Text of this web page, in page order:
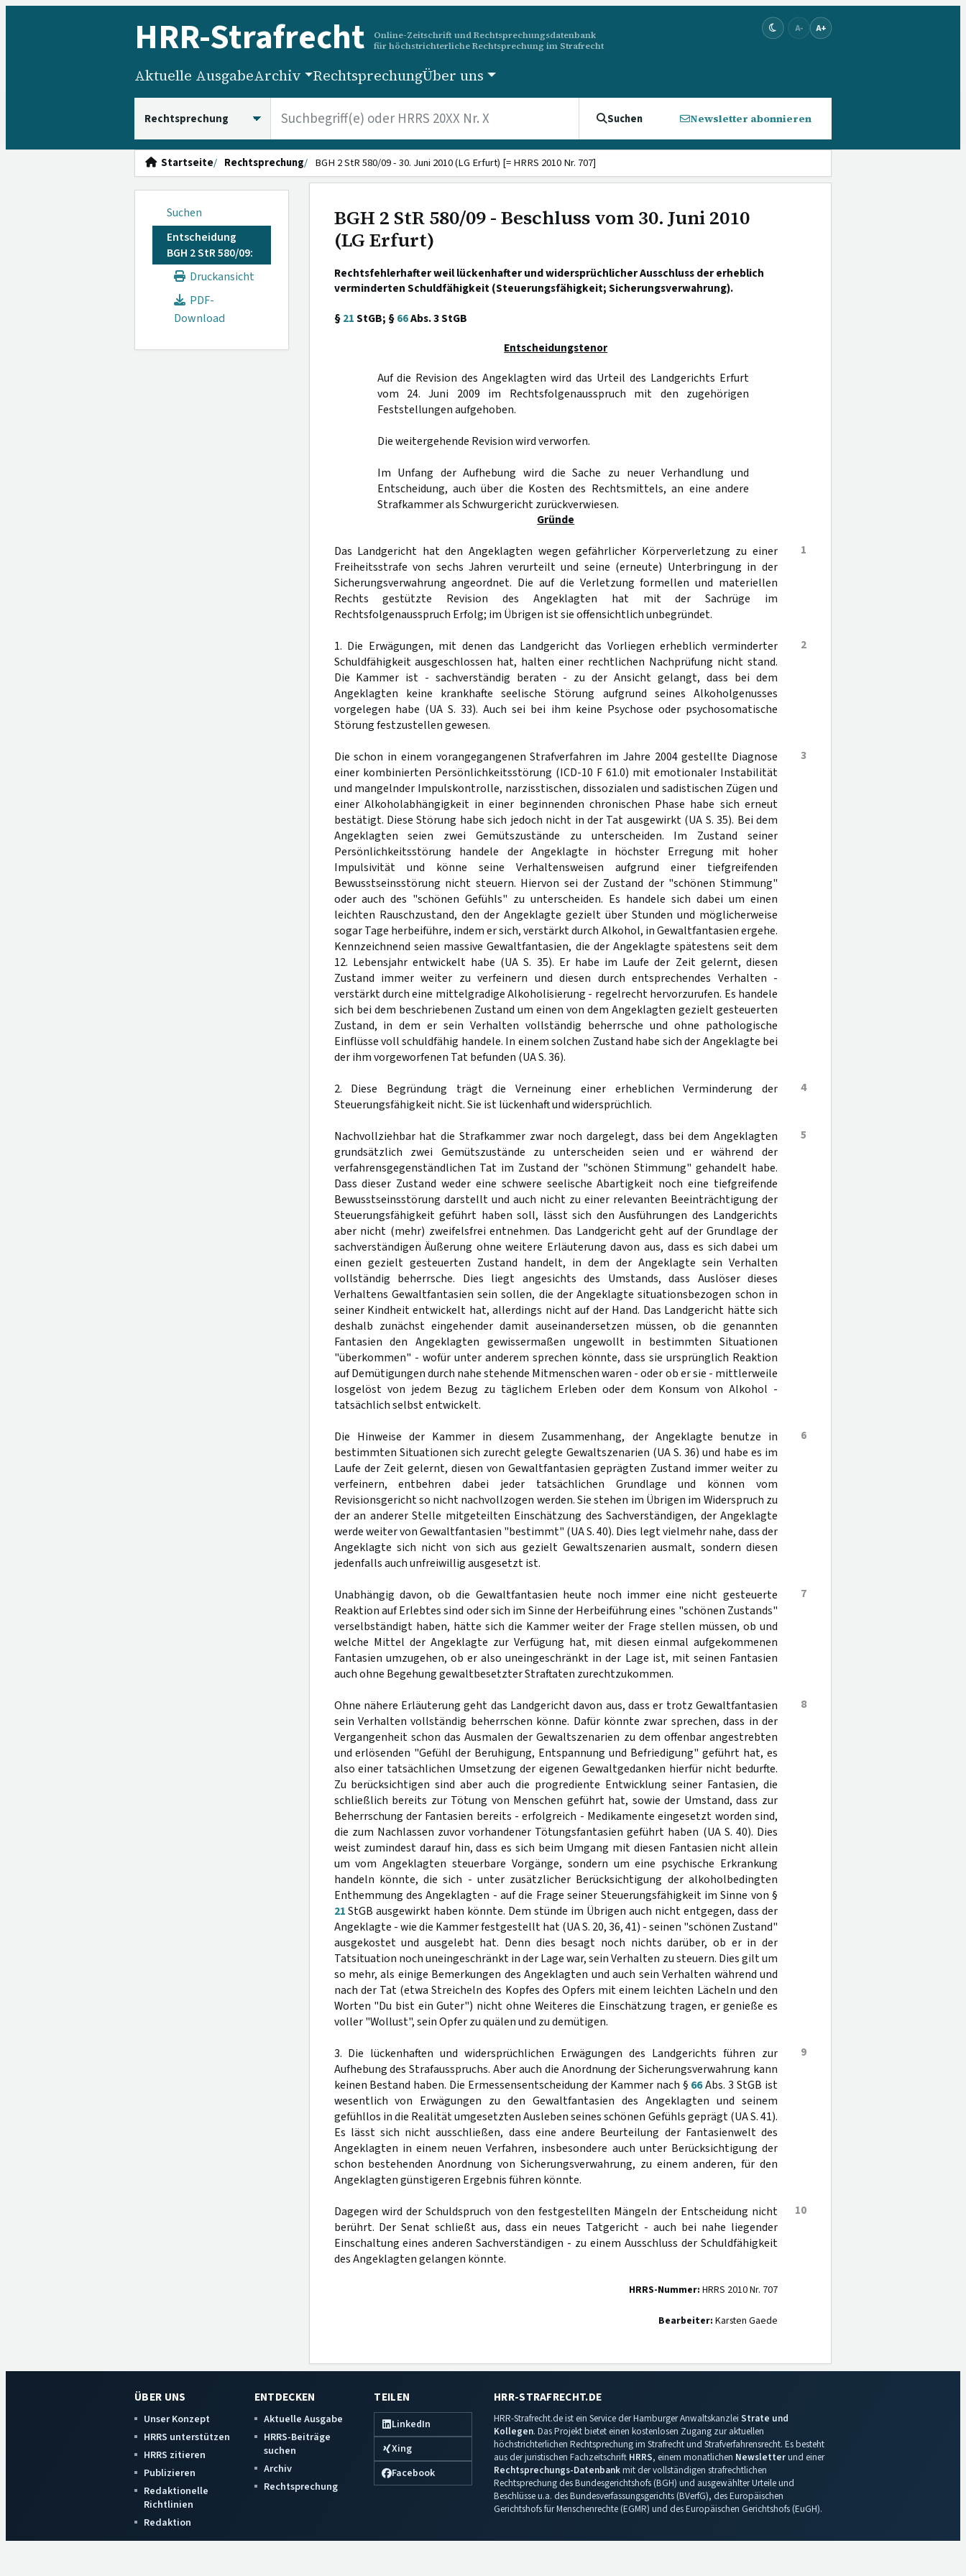
HRR-Strafrecht
Online-Zeitschrift und Rechtsprechungsdatenbank
für höchstrichterliche Rechtsprechung im Strafrecht
A- A+
Aktuelle AusgabeArchiv RechtsprechungÜber uns
Suchen Newsletter abonnieren
Startseite Rechtsprechung BGH 2 StR 580/09 - 30. Juni 2010 (LG Erfurt) [= HRRS 2010 Nr. 707]
Suchen
Entscheidung
BGH 2 StR 580/09:
Druckansicht
PDF-
Download
BGH 2 StR 580/09 - Beschluss vom 30. Juni 2010
(LG Erfurt)
Rechtsfehlerhafter weil lückenhafter und widersprüchlicher Ausschluss der erheblich
verminderten Schuldfähigkeit (Steuerungsfähigkeit; Sicherungsverwahrung).
§21StGB; §66Abs. 3 StGB
Entscheidungstenor
Auf die Revision des Angeklagten wird das Urteil des Landgerichts Erfurt
vom 24. Juni 2009 im Rechtsfolgenausspruch mit den zugehörigen
Feststellungen aufgehoben.
Die weitergehende Revision wird verworfen.
Im Unfang der Aufhebung wird die Sache zu neuer Verhandlung und
Entscheidung, auch über die Kosten des Rechtsmittels, an eine andere
Strafkammer als Schwurgericht zurückverwiesen.
Gründe
1
Das Landgericht hat den Angeklagten wegen gefährlicher Körperverletzung zu einer
Freiheitsstrafe von sechs Jahren verurteilt und seine (erneute) Unterbringung in der
Sicherungsverwahrung angeordnet. Die auf die Verletzung formellen und materiellen
Rechts gestützte Revision des Angeklagten hat mit der Sachrüge im
Rechtsfolgenausspruch Erfolg; im Übrigen ist sie offensichtlich unbegründet.
2
1. Die Erwägungen, mit denen das Landgericht das Vorliegen erheblich verminderter
Schuldfähigkeit ausgeschlossen hat, halten einer rechtlichen Nachprüfung nicht stand.
Die Kammer ist - sachverständig beraten - zu der Ansicht gelangt, dass bei dem
Angeklagten keine krankhafte seelische Störung aufgrund seines Alkoholgenusses
vorgelegen habe (UA S. 33). Auch sei bei ihm keine Psychose oder psychosomatische
Störung festzustellen gewesen.
3
Die schon in einem vorangegangenen Strafverfahren im Jahre 2004 gestellte Diagnose
einer kombinierten Persönlichkeitsstörung (ICD-10 F 61.0) mit emotionaler Instabilität
und mangelnder Impulskontrolle, narzisstischen, dissozialen und sadistischen Zügen und
einer Alkoholabhängigkeit in einer beginnenden chronischen Phase habe sich erneut
bestätigt. Diese Störung habe sich jedoch nicht in der Tat ausgewirkt (UA S. 35). Bei dem
Angeklagten seien zwei Gemütszustände zu unterscheiden. Im Zustand seiner
Persönlichkeitsstörung handele der Angeklagte in höchster Erregung mit hoher
Impulsivität und könne seine Verhaltensweisen aufgrund einer tiefgreifenden
Bewusstseinsstörung nicht steuern. Hiervon sei der Zustand der "schönen Stimmung"
oder auch des "schönen Gefühls" zu unterscheiden. Es handele sich dabei um einen
leichten Rauschzustand, den der Angeklagte gezielt über Stunden und möglicherweise
sogar Tage herbeiführe, indem er sich, verstärkt durch Alkohol, in Gewaltfantasien ergehe.
Kennzeichnend seien massive Gewaltfantasien, die der Angeklagte spätestens seit dem
12. Lebensjahr entwickelt habe (UA S. 35). Er habe im Laufe der Zeit gelernt, diesen
Zustand immer weiter zu verfeinern und diesen durch entsprechendes Verhalten -
verstärkt durch eine mittelgradige Alkoholisierung - regelrecht hervorzurufen. Es handele
sich bei dem beschriebenen Zustand um einen von dem Angeklagten gezielt gesteuerten
Zustand, in dem er sein Verhalten vollständig beherrsche und ohne pathologische
Einflüsse voll schuldfähig handele. In einem solchen Zustand habe sich der Angeklagte bei
der ihm vorgeworfenen Tat befunden (UA S. 36).
4
2. Diese Begründung trägt die Verneinung einer erheblichen Verminderung der
Steuerungsfähigkeit nicht. Sie ist lückenhaft und widersprüchlich.
5
Nachvollziehbar hat die Strafkammer zwar noch dargelegt, dass bei dem Angeklagten
grundsätzlich zwei Gemütszustände zu unterscheiden seien und er während der
verfahrensgegenständlichen Tat im Zustand der "schönen Stimmung" gehandelt habe.
Dass dieser Zustand weder eine schwere seelische Abartigkeit noch eine tiefgreifende
Bewusstseinsstörung darstellt und auch nicht zu einer relevanten Beeinträchtigung der
Steuerungsfähigkeit geführt haben soll, lässt sich den Ausführungen des Landgerichts
aber nicht (mehr) zweifelsfrei entnehmen. Das Landgericht geht auf der Grundlage der
sachverständigen Äußerung ohne weitere Erläuterung davon aus, dass es sich dabei um
einen gezielt gesteuerten Zustand handelt, in dem der Angeklagte sein Verhalten
vollständig beherrsche. Dies liegt angesichts des Umstands, dass Auslöser dieses
Verhaltens Gewaltfantasien sein sollen, die der Angeklagte situationsbezogen schon in
seiner Kindheit entwickelt hat, allerdings nicht auf der Hand. Das Landgericht hätte sich
deshalb zunächst eingehender damit auseinandersetzen müssen, ob die genannten
Fantasien den Angeklagten gewissermaßen ungewollt in bestimmten Situationen
"überkommen" - wofür unter anderem sprechen könnte, dass sie ursprünglich Reaktion
auf Demütigungen durch nahe stehende Mitmenschen waren - oder ob er sie - mittlerweile
losgelöst von jedem Bezug zu täglichem Erleben oder dem Konsum von Alkohol -
tatsächlich selbst entwickelt.
6
Die Hinweise der Kammer in diesem Zusammenhang, der Angeklagte benutze in
bestimmten Situationen sich zurecht gelegte Gewaltszenarien (UA S. 36) und habe es im
Laufe der Zeit gelernt, diesen von Gewaltfantasien geprägten Zustand immer weiter zu
verfeinern, entbehren dabei jeder tatsächlichen Grundlage und können vom
Revisionsgericht so nicht nachvollzogen werden. Sie stehen im Übrigen im Widerspruch zu
der an anderer Stelle mitgeteilten Einschätzung des Sachverständigen, der Angeklagte
werde weiter von Gewaltfantasien "bestimmt" (UA S. 40). Dies legt vielmehr nahe, dass der
Angeklagte sich nicht von sich aus gezielt Gewaltszenarien ausmalt, sondern diesen
jedenfalls auch unfreiwillig ausgesetzt ist.
7
Unabhängig davon, ob die Gewaltfantasien heute noch immer eine nicht gesteuerte
Reaktion auf Erlebtes sind oder sich im Sinne der Herbeiführung eines "schönen Zustands"
verselbständigt haben, hätte sich die Kammer weiter der Frage stellen müssen, ob und
welche Mittel der Angeklagte zur Verfügung hat, mit diesen einmal aufgekommenen
Fantasien umzugehen, ob er also uneingeschränkt in der Lage ist, mit seinen Fantasien
auch ohne Begehung gewaltbesetzter Straftaten zurechtzukommen.
8
Ohne nähere Erläuterung geht das Landgericht davon aus, dass er trotz Gewaltfantasien
sein Verhalten vollständig beherrschen könne. Dafür könnte zwar sprechen, dass in der
Vergangenheit schon das Ausmalen der Gewaltszenarien zu dem offenbar angestrebten
und erlösenden "Gefühl der Beruhigung, Entspannung und Befriedigung" geführt hat, es
also einer tatsächlichen Umsetzung der eigenen Gewaltgedanken hierfür nicht bedurfte.
Zu berücksichtigen sind aber auch die progrediente Entwicklung seiner Fantasien, die
schließlich bereits zur Tötung von Menschen geführt hat, sowie der Umstand, dass zur
Beherrschung der Fantasien bereits - erfolgreich - Medikamente eingesetzt worden sind,
die zum Nachlassen zuvor vorhandener Tötungsfantasien geführt haben (UA S. 40). Dies
weist zumindest darauf hin, dass es sich beim Umgang mit diesen Fantasien nicht allein
um vom Angeklagten steuerbare Vorgänge, sondern um eine psychische Erkrankung
handeln könnte, die sich - unter zusätzlicher Berücksichtigung der alkoholbedingten
Enthemmung des Angeklagten - auf die Frage seiner Steuerungsfähigkeit im Sinne von §
21StGB ausgewirkt haben könnte. Dem stünde im Übrigen auch nicht entgegen, dass der
Angeklagte - wie die Kammer festgestellt hat (UA S. 20, 36, 41) - seinen "schönen Zustand"
ausgekostet und ausgelebt hat. Denn dies besagt noch nichts darüber, ob er in der
Tatsituation noch uneingeschränkt in der Lage war, sein Verhalten zu steuern. Dies gilt um
so mehr, als einige Bemerkungen des Angeklagten und auch sein Verhalten während und
nach der Tat (etwa Streicheln des Kopfes des Opfers mit einem leichten Lächeln und den
Worten "Du bist ein Guter") nicht ohne Weiteres die Einschätzung tragen, er genieße es
voller "Wollust", sein Opfer zu quälen und zu demütigen.
9
3. Die lückenhaften und widersprüchlichen Erwägungen des Landgerichts führen zur
Aufhebung des Strafausspruchs. Aber auch die Anordnung der Sicherungsverwahrung kann
keinen Bestand haben. Die Ermessensentscheidung der Kammer nach § 66Abs. 3 StGB ist
wesentlich von Erwägungen zu den Gewaltfantasien des Angeklagten und seinem
gefühllos in die Realität umgesetzten Ausleben seines schönen Gefühls geprägt (UA S. 41).
Es lässt sich nicht ausschließen, dass eine andere Beurteilung der Fantasienwelt des
Angeklagten in einem neuen Verfahren, insbesondere auch unter Berücksichtigung der
schon bestehenden Anordnung von Sicherungsverwahrung, zu einem anderen, für den
Angeklagten günstigeren Ergebnis führen könnte.
10
Dagegen wird der Schuldspruch von den festgestellten Mängeln der Entscheidung nicht
berührt. Der Senat schließt aus, dass ein neues Tatgericht - auch bei nahe liegender
Einschaltung eines anderen Sachverständigen - zu einem Ausschluss der Schuldfähigkeit
des Angeklagten gelangen könnte.
HRRS-Nummer: HRRS 2010 Nr. 707
Bearbeiter: Karsten Gaede
ÜBER UNS
Unser Konzept
HRRS unterstützen
HRRS zitieren
Publizieren
Redaktionelle
Richtlinien
Redaktion
ENTDECKEN
Aktuelle Ausgabe
HRRS-Beiträge
suchen
Archiv
Rechtsprechung
TEILEN
LinkedIn
Xing
Facebook
HRR-STRAFRECHT.DE
HRR-Strafrecht.de ist ein Service der Hamburger Anwaltskanzlei Strate und
Kollegen. Das Projekt bietet einen kostenlosen Zugang zur aktuellen
höchstrichterlichen Rechtsprechung im Strafrecht und Strafverfahrensrecht. Es besteht
aus der juristischen Fachzeitschrift HRRS, einem monatlichen Newsletterund einer
Rechtsprechungs-Datenbankmit der vollständigen strafrechtlichen
Rechtsprechung des Bundesgerichtshofs (BGH) und ausgewählter Urteile und
Beschlüsse u.a. des Bundesverfassungsgerichts (BVerfG), des Europäischen
Gerichtshofs für Menschenrechte (EGMR) und des Europäischen Gerichtshofs (EuGH).